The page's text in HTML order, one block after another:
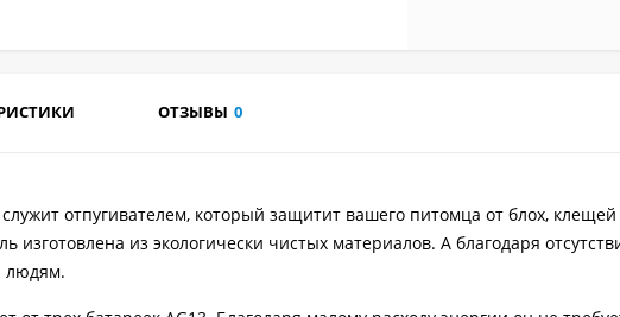
ОТЗЫВЫ 0
отпугивателем, который защитит вашего питомца от блох,
изготовлена из экологически чистых материалов. А благодаря
людям.